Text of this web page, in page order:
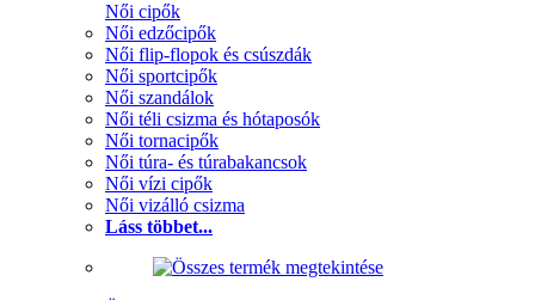
Női cipők
Női edzőcipők
Női flip-flopok és csúszdák
Női sportcipők
Női szandálok
Női téli csizma és hótaposók
Női tornacipők
Női túra- és túrabakancsok
Női vízi cipők
Női vizálló csizma
Láss többet...